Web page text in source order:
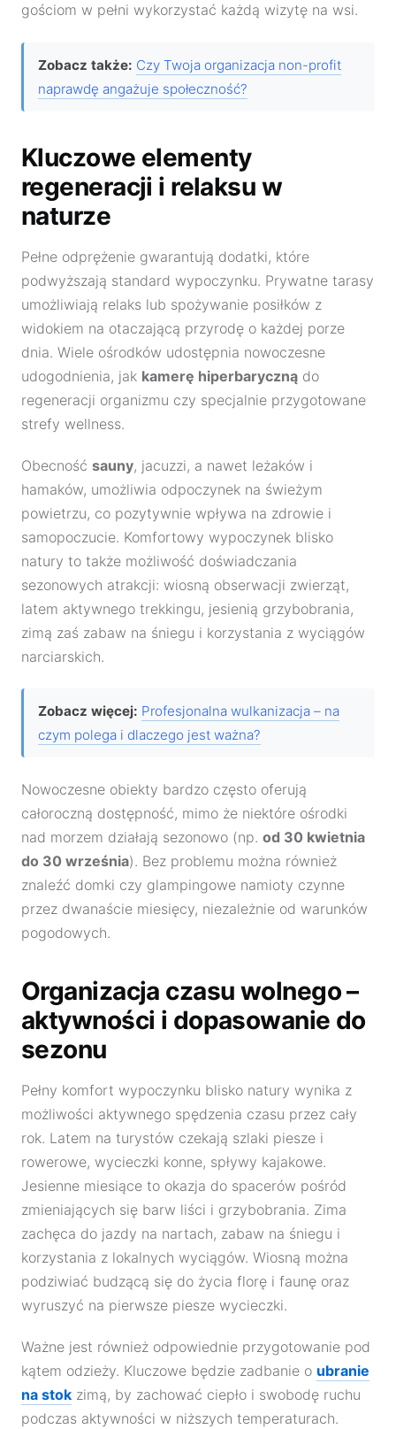
gościom w pełni wykorzystać każdą wizytę na wsi.
Zobacz także: Czy Twoja organizacja non-profit
naprawdę angażuje społeczność?
Kluczowe elementy
regeneracji i relaksu w
naturze
Pełne odprężenie gwarantują dodatki, które
podwyższają standard wypoczynku. Prywatne tarasy
umożliwiają relaks lub spożywanie posiłków z
widokiem na otaczającą przyrodę o każdej porze
dnia. Wiele ośrodków udostępnia nowoczesne
udogodnienia, jak kamerę hiperbaryczną do
regeneracji organizmu czy specjalnie przygotowane
strefy wellness.
Obecność sauny, jacuzzi, a nawet leżaków i
hamaków, umożliwia odpoczynek na świeżym
powietrzu, co pozytywnie wpływa na zdrowie i
samopoczucie. Komfortowy wypoczynek blisko
natury to także możliwość doświadczania
sezonowych atrakcji: wiosną obserwacji zwierząt,
latem aktywnego trekkingu, jesienią grzybobrania,
zimą zaś zabaw na śniegu i korzystania z wyciągów
narciarskich.
Zobacz więcej: Profesjonalna wulkanizacja – na
czym polega i dlaczego jest ważna?
Nowoczesne obiekty bardzo często oferują
całoroczną dostępność, mimo że niektóre ośrodki
nad morzem działają sezonowo (np. od 30 kwietnia
do 30 września). Bez problemu można również
znaleźć domki czy glampingowe namioty czynne
przez dwanaście miesięcy, niezależnie od warunków
pogodowych.
Organizacja czasu wolnego –
aktywności i dopasowanie do
sezonu
Pełny komfort wypoczynku blisko natury wynika z
możliwości aktywnego spędzenia czasu przez cały
rok. Latem na turystów czekają szlaki piesze i
rowerowe, wycieczki konne, spływy kajakowe.
Jesienne miesiące to okazja do spacerów pośród
zmieniających się barw liści i grzybobrania. Zima
zachęca do jazdy na nartach, zabaw na śniegu i
korzystania z lokalnych wyciągów. Wiosną można
podziwiać budzącą się do życia florę i faunę oraz
wyruszyć na pierwsze piesze wycieczki.
Ważne jest również odpowiednie przygotowanie pod
kątem odzieży. Kluczowe będzie zadbanie o ubranie
na stok zimą, by zachować ciepło i swobodę ruchu
podczas aktywności w niższych temperaturach.